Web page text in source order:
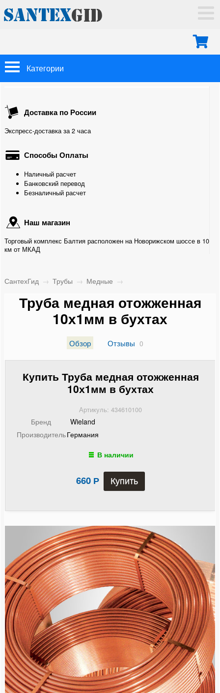
ГЛАВНАЯ
МОНТАЖ
КОНТАКТЫ
Категории
Трубы
Металлопластиковые
Гофрированные из нержавейки
Канализационные
Фитинги
Радиаторы отопления
Насосные группы
Водонагреватели
Краны шаровые и вентили
Регулирующая арматура
Система контроля протечки воды
Насосное оборудование
Счетчики
Фильтры
Котлы
Теплые полы
Доставка по России
Экспресс-доставка за 2 часа
Способы Оплаты
Наличный расчет
Банковский перевод
Безналичный расчет
Наш магазин
Торговый комплекс Балтия расположен на Новорижском шоссе в 10
км от МКАД
СантехГид → Трубы → Медные →
Труба медная отожженная
10х1мм в бухтах
Обзор Отзывы 0
Купить Труба медная отожженная
10х1мм в бухтах
Артикуль: 434610100
Бренд
Wieland
ПроизводительГермания
В наличии
660 Р